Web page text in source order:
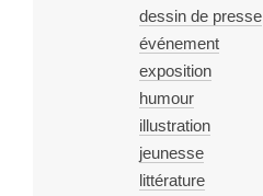
dessin de presse
événement
exposition
humour
illustration
jeunesse
littérature